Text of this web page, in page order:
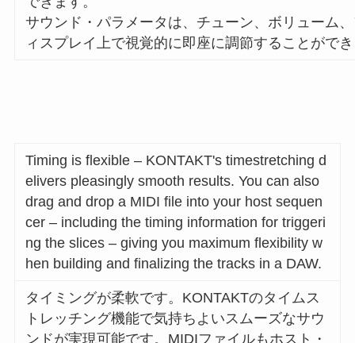
サウンド・パラメータは、チューン、ボリューム
ィスプレイ上で視覚的に即座に調節することがで
Timing is flexible – KONTAKT's timestretching d
elivers pleasingly smooth results. You can also
drag and drop a MIDI file into your host sequen
cer – including the timing information for triggeri
ng the slices – giving you maximum flexibility w
hen building and finalizing the tracks in a DAW.
タイミングが柔軟です。KONTAKTのタイムス
トレッチング機能で気持ちよいスムーズなサウ
ンドが実現可能です。MIDIファイルもホスト・